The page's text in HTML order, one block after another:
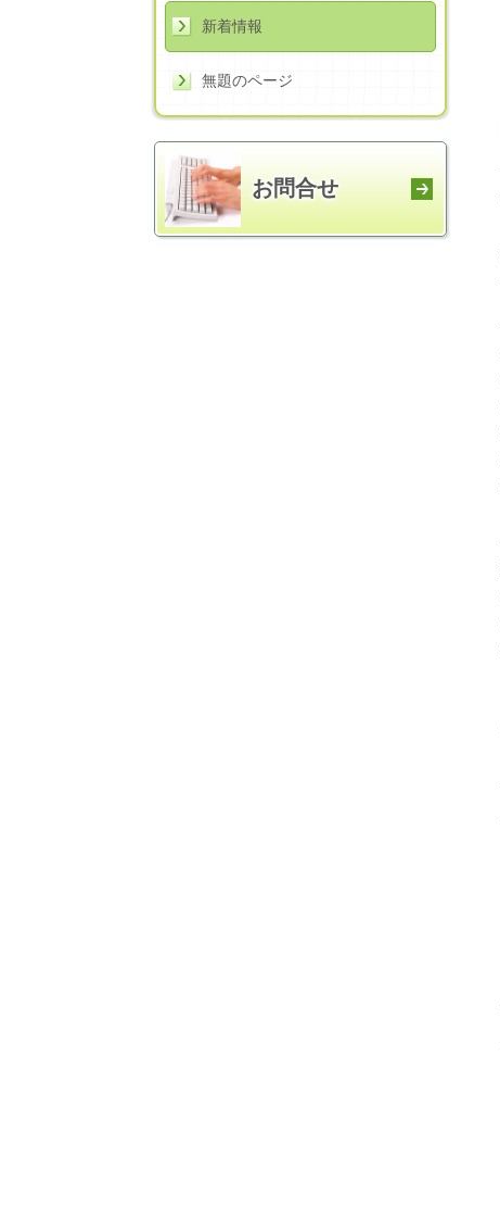
新着情報
無題のページ
お問合せ